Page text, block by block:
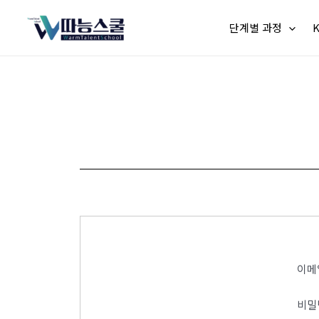
단계별 과정
이
비